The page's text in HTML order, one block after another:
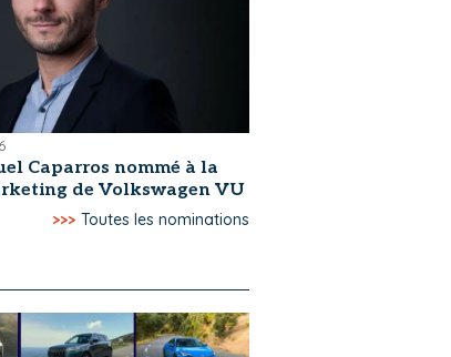
Caparros nommé à la
de Volkswagen VU
>>> Toutes les nominations